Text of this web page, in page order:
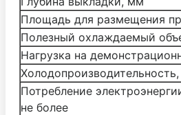
Площадь для размещения
Полезный охлаждаемый
Нагрузка на
Потребление
не более